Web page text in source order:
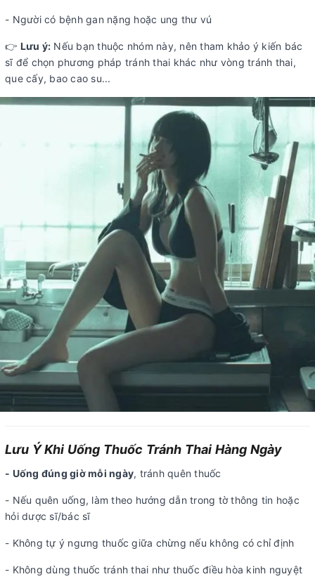
- Người có bệnh gan nặng hoặc ung thư vú
👉 Lưu ý: Nếu bạn thuộc nhóm này, nên tham khảo ý kiến bác
sĩ để chọn phương pháp tránh thai khác như vòng tránh thai,
que cấy, bao cao su...
Lưu Ý Khi Uống Thuốc Tránh Thai Hàng Ngày
- Uống đúng giờ mỗi ngày, tránh quên thuốc
- Nếu quên uống, làm theo hướng dẫn trong tờ thông tin hoặc
hỏi dược sĩ/bác sĩ
- Không tự ý ngưng thuốc giữa chừng nếu không có chỉ định
- Không dùng thuốc tránh thai như thuốc điều hòa kinh nguyệt